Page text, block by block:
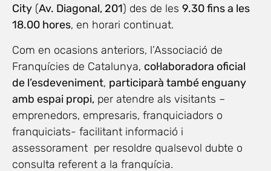
City (Av. Diagonal, 201) des de les 9.30 fins a les
18.00 hores, en horari continuat.
Com en ocasions anteriors, l’Associació de
Franquícies de Catalunya, col·laboradora oficial
de l’esdeveniment, participarà també enguany
amb espai propi, per atendre als visitants –
emprenedors, empresaris, franquiciadors o
franquiciats- facilitant informació i
assessorament per resoldre qualsevol dubte o
consulta referent a la franquícia.